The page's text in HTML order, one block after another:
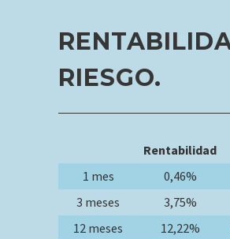
RIESGO.
Rentabilidad
1 mes
0,46%
3 meses
3,75%
12 meses
12,22%